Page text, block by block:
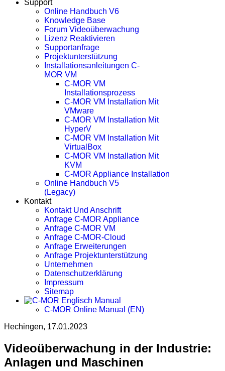
Support
Online Handbuch V6
Knowledge Base
Forum Videoüberwachung
Lizenz Reaktivieren
Supportanfrage
Projektunterstützung
Installationsanleitungen C-
MOR VM
C-MOR VM
Installationsprozess
C-MOR VM Installation Mit
VMware
C-MOR VM Installation Mit
HyperV
C-MOR VM Installation Mit
VirtualBox
C-MOR VM Installation Mit
KVM
C-MOR Appliance Installation
Online Handbuch V5
(legacy)
Kontakt
Kontakt Und Anschrift
Anfrage C-MOR Appliance
Anfrage C-MOR VM
Anfrage C-MOR-Cloud
Anfrage Erweiterungen
Anfrage Projektunterstützung
Unternehmen
Datenschutzerklärung
Impressum
Sitemap
C-MOR Online Manual (EN)
Hechingen, 17.01.2023
Videoüberwachung in der Industrie:
Anlagen und Maschinen